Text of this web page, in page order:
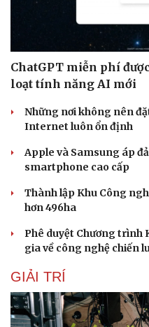
ChatGPT miễn phí
loạt tính năng AI mới
Những nơi không nên
Internet luôn ổn định
Apple và Samsung áp
smartphone cao cấp
Thành lập Khu Công
hơn 496ha
Phê duyệt Chương trình
gia về công nghệ chiến
GIẢI TRÍ